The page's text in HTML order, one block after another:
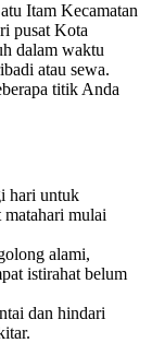
Itam Kecamatan
pusat Kota
dalam waktu
atau sewa.
titik Anda
hari untuk
matahari mulai
alami,
istirahat belum
dan hindari